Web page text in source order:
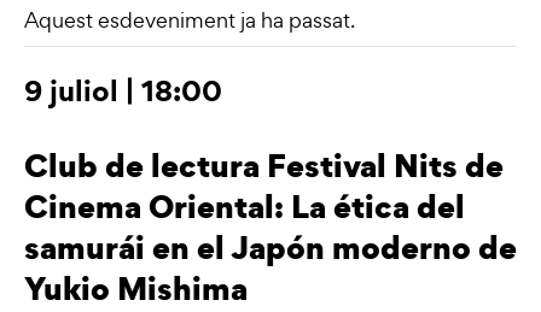
Aquest esdeveniment ja ha passat.
9 juliol | 18:00
Club de lectura Festival Nits de
Cinema Oriental: La ética del
samurái en el Japón moderno de
Yukio Mishima